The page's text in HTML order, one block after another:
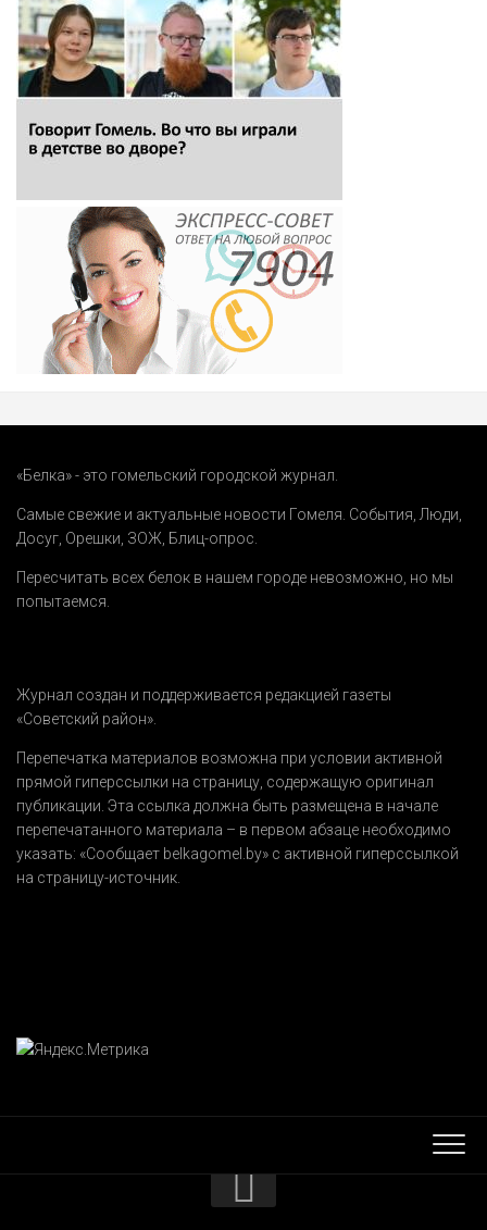
«Белка» - это гомельский городской журнал.
Самые свежие и актуальные новости Гомеля. События,Люди,
Досуг, Орешки, ЗОЖ, Блиц-опрос.
Пересчитать всех белок в нашем городе невозможно, но мы
попытаемся.
Журнал создан и поддерживается редакцией газеты
«Советский район».
Перепечатка материалов возможна при условии активной
прямой гиперссылки на страницу, содержащую оригинал
публикации. Эта ссылка должна быть размещена в начале
перепечатанного материала – в первом абзаце необходимо
указать: «Сообщает belkagomel.by» с активной гиперссылкой
на страницу-источник.